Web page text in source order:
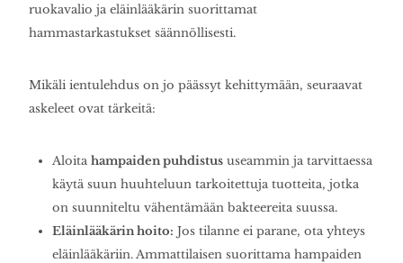
ruokavalio ja eläinlääkärin suorittamat
hammastarkastukset säännöllisesti.
Mikäli ientulehdus on jo päässyt kehittymään, seuraavat
askeleet ovat tärkeitä:
Aloita hampaiden puhdistus useammin ja tarvittaessa
käytä suun huuhteluun tarkoitettuja tuotteita, jotka
on suunniteltu vähentämään bakteereita suussa.
Eläinlääkärin hoito: Jos tilanne ei parane, ota yhteys
eläinlääkäriin. Ammattilaisen suorittama hampaiden